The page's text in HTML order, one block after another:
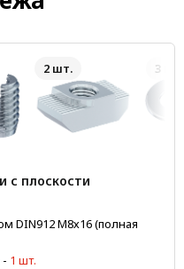
2 шт. 3 шт.
с плоскости
DIN912 М8х16 (полная
- 1 шт.